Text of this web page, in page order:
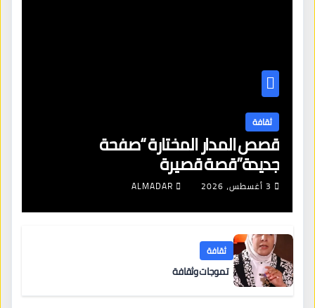
ثقافة
قصص المدار المختارة “صفحة
جديدة”قصة قصيرة
3 أغسطس، 2026 ALMADAR
ثقافة
تموجات وثقافة